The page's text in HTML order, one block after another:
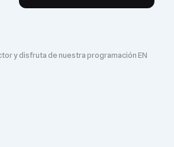
y disfruta de nuestra programación EN